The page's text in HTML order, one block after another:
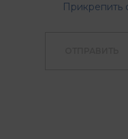
Прикрепить